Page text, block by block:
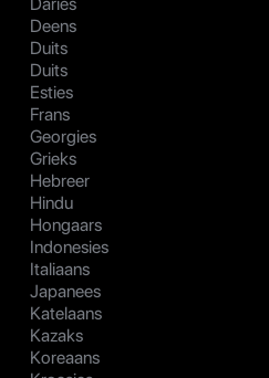
Deens
Duits
Duits
Esties
Frans
Georgies
Grieks
Hebreer
Hindu
Hongaars
Indonesies
Italiaans
Japanees
Katelaans
Kazaks
Koreaans